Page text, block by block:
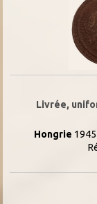
Livrée,
Hongrie